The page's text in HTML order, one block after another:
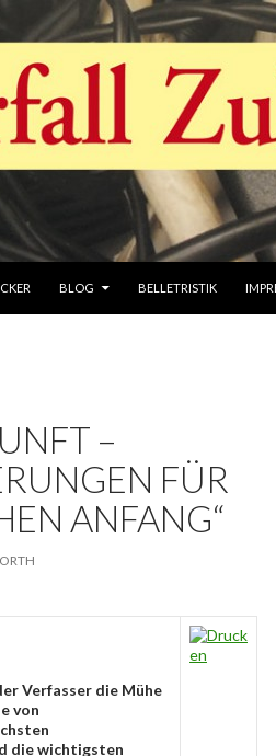
BLOG BELLETRISTIK
–
FÜR
ANFANG“
Verfasser die Mühe
von
die wichtigsten